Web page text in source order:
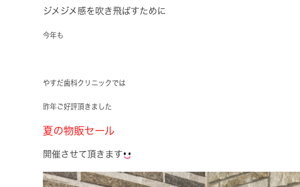
ジメジメ感を吹き飛ばすために
今年も
やすだ歯科クリニックでは
昨年ご好評頂きました
夏の物販セール
開催させて頂きます